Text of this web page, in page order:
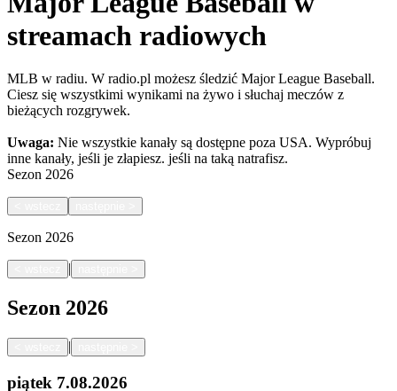
streamach radiowych
MLB w radiu. W radio.pl możesz śledzić Major League Baseball.
Ciesz się wszystkimi wynikami na żywo i słuchaj meczów z
bieżących rozgrywek.
Uwaga: Nie wszystkie kanały są dostępne poza USA. Wypróbuj
inne kanały, jeśli je złapiesz. jeśli na taką natrafisz.
Sezon 2026
Sezon 2026
|
Sezon 2026
|
piątek 7.08.2026